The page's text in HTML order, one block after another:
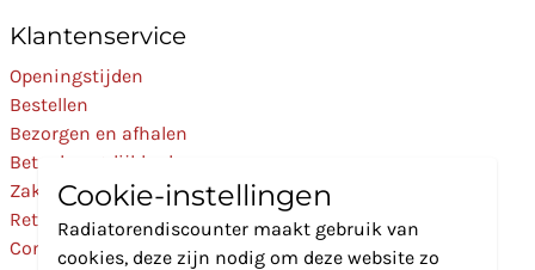
Klantenservice
Openingstijden
Bestellen
Bezorgen en afhalen
Betaalmogelijkheden
Zakelijk
Retourneren
Contact
Cookie-instellingen
Radiatorendiscounter maakt gebruik van
cookies, deze zijn nodig om deze website zo